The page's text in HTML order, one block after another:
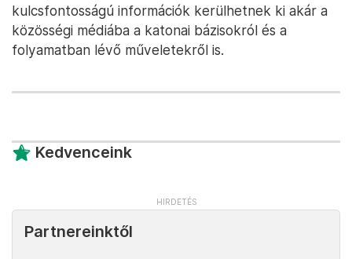
kulcsfontosságú információk kerülhetnek ki akár a
közösségi médiába a katonai bázisokról és a
folyamatban lévő műveletekről is.
Kedvenceink
Partnereinktől